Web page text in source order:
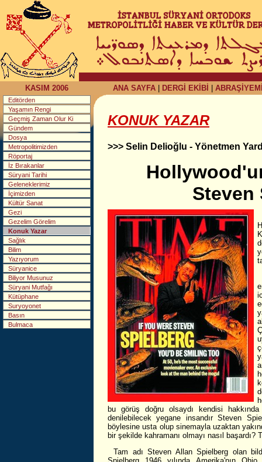
KASIM 2006 ANA SAYFA| DERGİ EKİBİ
Editörden
Yaşamın Rengi
Geçmiş Zaman Olur Ki
Gündem
Dosya
Metropolitimizden
Röportaj
İz Bırakanlar
Süryani Tarihi
Geleneklerimiz
İçimizden
Kültür Sanat
Gezi
Gezelim Görelim
Konuk Yazar
Sağlık
Bilim
Yazıyorum
Süryanice
Biliyor Musunuz
Süryani Mutfağı
Kütüphane
Suryoyonet
Basın
Bulmaca
KONUK YAZAR
>>> Selin Delioğlu - Yönetmen
Steven
bu görüş doğru olsaydı kendisi
denilebilecek yegane insandır Steven
böylesine usta olup sinemayla uzaktan
bir şekilde kahramanı olmayı nasıl
Tam adı Steven Allan Spielberg olan